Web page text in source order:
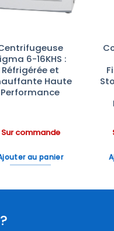
6-16KHS :
Réfrigérée et
Haute
Performance
Sur commande
au panier